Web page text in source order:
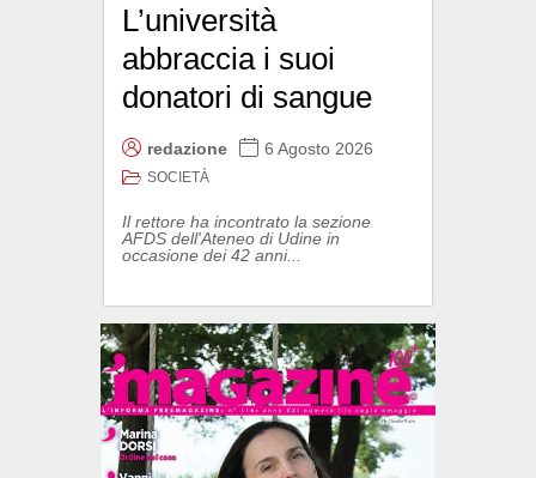
L’università
abbraccia i suoi
donatori di sangue
redazione 6 Agosto 2026
SOCIETÀ
Il rettore ha incontrato la sezione
AFDS dell'Ateneo di Udine in
occasione dei 42 anni...